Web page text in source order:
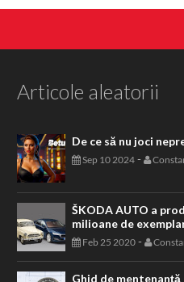
Articole aleatorii
De ce să nu joci
Sep 10 2024-
ŠKODA AUTO a
milioane de
Feb 25 2020-
Ghid de